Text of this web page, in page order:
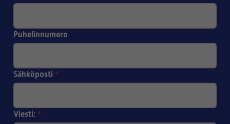
Puhelinnumero
Sähköposti *
Viesti: *